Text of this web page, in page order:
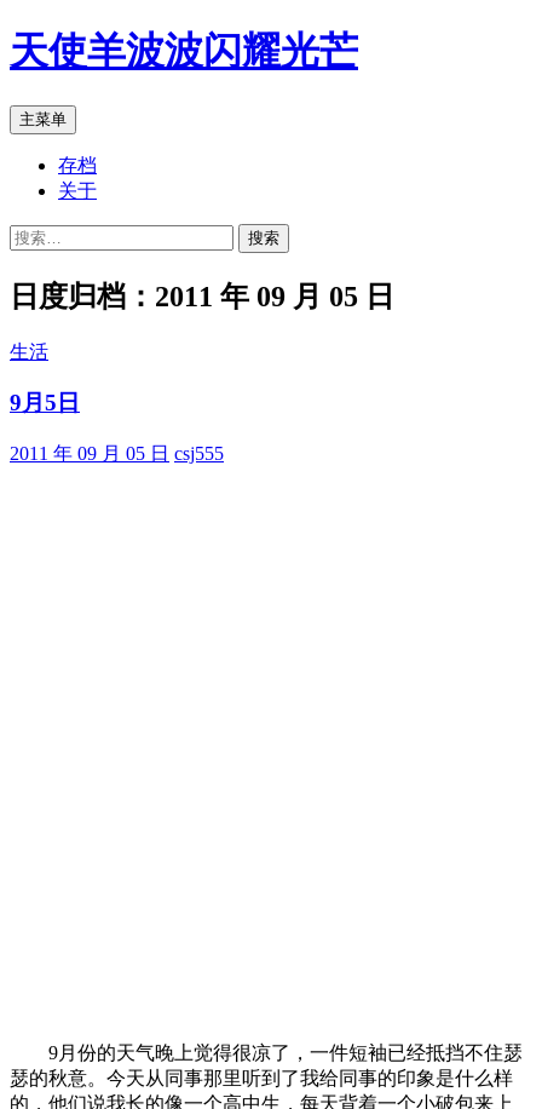
跳
至
文
天使羊波波闪耀光芒
搜
索
主菜单
存档
关于
搜
日度归档：2011 年 09 月 05 日
生活
9月5日
2011 年 09 月 05 日 csj555
9月份的天气晚上觉得很凉了，一件短袖已经抵挡不住瑟
瑟的秋意。今天从同事那里听到了我给同事的印象是什么样
的，他们说我长的像一个高中生，每天背着一个小破包来上